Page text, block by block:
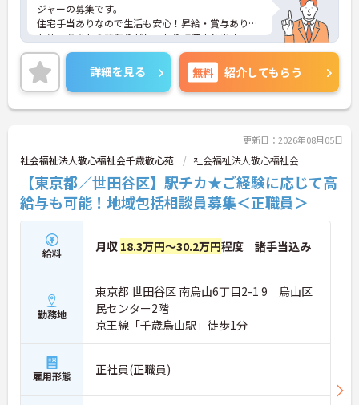
ジャーの募集です。
住宅手当ありなので生活も安心！昇給・賞与ありの
ため、あなたの頑張りがしっかり評価されます。
ご興味のある方は、面接のポイントをお伝えします
のでお気軽にお問い合せください。
詳細を見る 無料 紹介してもらう
更新日：2026年08月05日
社会福祉法人敬心福祉会千歳敬心苑 社会福祉法人敬心福祉会
【東京都／世田谷区】駅チカ★ご経験に応じて高
給与も可能！地域包括相談員募集＜正職員＞
給料 月収 18.3万円～30.2万円程度 諸手当込み
勤務地
東京都 世田谷区 南烏山6丁目2-1 9 烏山区
民センター2階
京王線「千歳烏山駅」徒歩1分
雇用形態 正社員(正職員)